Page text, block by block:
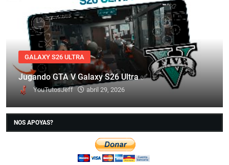
GALAXY S26 ULTRA
Jugando GTA V Galaxy S26 Ultra ✅
YouTutosJeff abril 29, 2026
NOS APOYAS?